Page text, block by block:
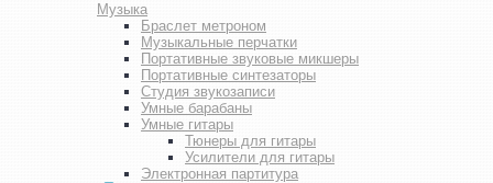
Музыка
Браслет метроном
Музыкальные перчатки
Портативные звуковые микшеры
Портативные синтезаторы
Студия звукозаписи
Умные барабаны
Умные гитары
Тюнеры для гитары
Усилители для гитары
Электронная партитура